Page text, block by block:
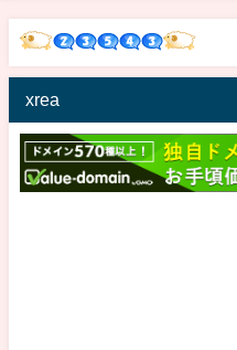
xrea